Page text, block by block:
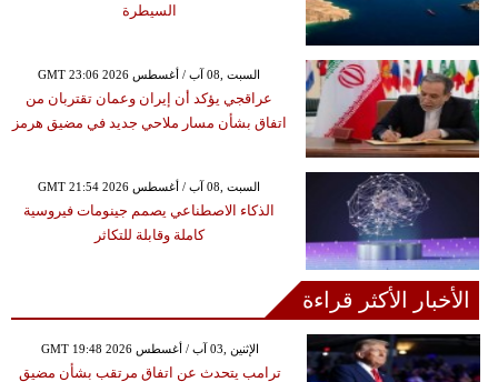
السيطرة
GMT 23:06 2026 السبت ,08 آب / أغسطس
عراقجي يؤكد أن إيران وعمان تقتربان من
اتفاق بشأن مسار ملاحي جديد في مضيق هرمز
GMT 21:54 2026 السبت ,08 آب / أغسطس
الذكاء الاصطناعي يصمم جينومات فيروسية
كاملة وقابلة للتكاثر
الأخبار الأكثر قراءة
GMT 19:48 2026 الإثنين ,03 آب / أغسطس
ترامب يتحدث عن اتفاق مرتقب بشأن مضيق